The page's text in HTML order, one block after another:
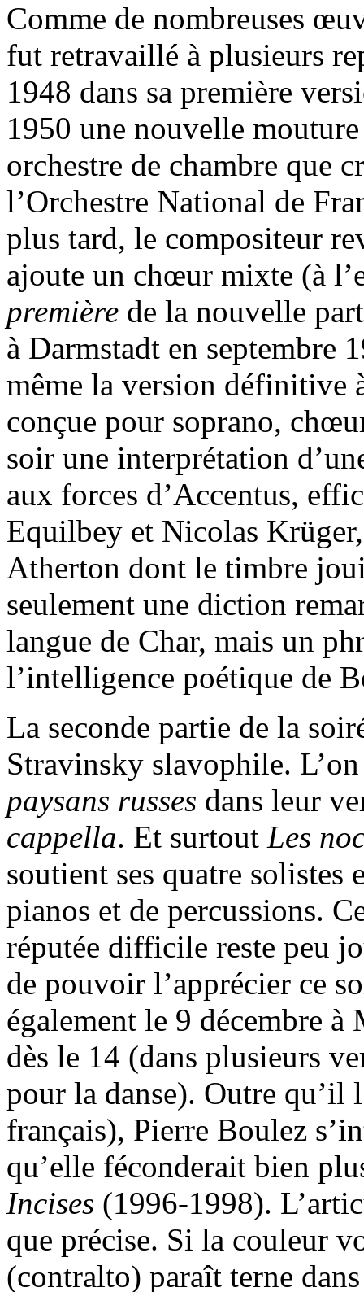
Comme de nombreuses
fut retravaillé à plusieurs
1948 dans sa première
1950 une nouvelle
orchestre de chambre que
l’Orchestre National de
plus tard, le compositeur
ajoute un chœur mixte (à
première de la nouvelle
à Darmstadt en septembre
même la version définitive
conçue pour soprano,
soir une interprétation
aux forces d’Accentus,
Equilbey et Nicolas
Atherton dont le timbre
seulement une diction
langue de Char, mais un
l’intelligence poétique de
La seconde partie de la
Stravinsky slavophile.
paysans russes dans leur
cappella. Et surtout Les
soutient ses quatre solistes
pianos et de percussions.
réputée difficile reste peu
de pouvoir l’apprécier ce
également le 9 décembre
dès le 14 (dans plusieurs
pour la danse). Outre qu’il
français), Pierre Boulez
qu’elle féconderait bien
Incises (1996-1998).
que précise. Si la couleur
(contralto) paraît terne